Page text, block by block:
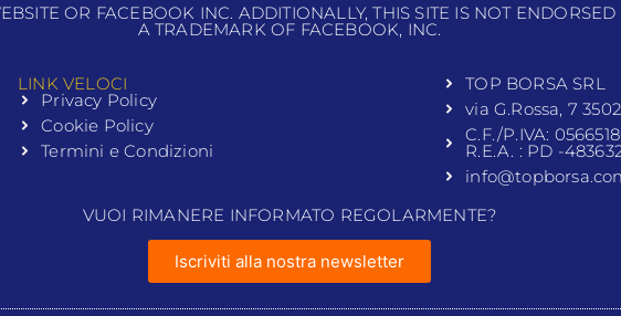
OR FACEBOOK INC. ADDITIONALLY, THIS SITE IS NOT
A TRADEMARK OF FACEBOOK, INC.
LINK VELOCI
Privacy Policy
Cookie Policy
Termini e Condizioni
TOP BORSA SRL
via G.Rossa, 7
C.F./P.IVA:
R.E.A. : PD -
VUOI RIMANERE INFORMATO REGOLARMENTE?
Iscriviti alla nostra newsletter